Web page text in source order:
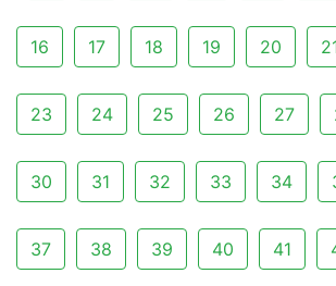
16 17 18 19 20
23 24 25 26 27
30 31 32 33 34
37 38 39 40 41